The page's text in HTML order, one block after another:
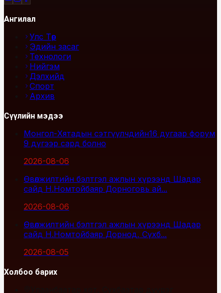
Ангилал
Улс Төр
Эдийн засаг
Технологи
Нийгэм
Дэлхийд
Спорт
Архив
Сүүлийн мэдээ
Монгол-Хятадын сэтгүүлчдийн16 дугаар форум
9 дүгээр сард болно
2026-08-06
Өвөлжилтийн бэлтгэл ажлын хүрээнд Шадар
сайд Н.Номтойбаяр Дорноговь ай...
2026-08-06
Өвөлжилтийн бэлтгэл ажлын хүрээнд Шадар
сайд Н.Номтойбаяр Дорнод, Сүхб...
2026-08-05
Холбоо барих